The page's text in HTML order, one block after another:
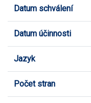
Datum schválení
Datum účinnosti
Jazyk
Počet stran